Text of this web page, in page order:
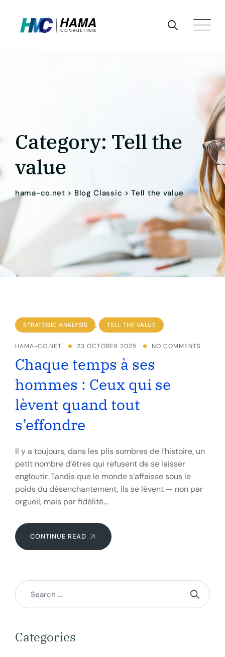
content
Category: Tell the
value
hama-co.net > Blog Classic >Tell the value
STRATEGIC ANALYSIS , TELL THE VALUE
HAMA-CO.NET 23 OCTOBER 2025 NO COMMENTS
Chaque temps à ses
hommes : Ceux qui se
lèvent quand tout
s’effondre
Il y a toujours, dans les plis sombres de l’histoire, un
petit nombre d’êtres qui refusent de se laisser
engloutir. Tandis que le monde s’affaisse sous le
poids du désenchantement, ils se lèvent — non par
orgueil, mais par fidélité…
CONTINUE READ
Categories